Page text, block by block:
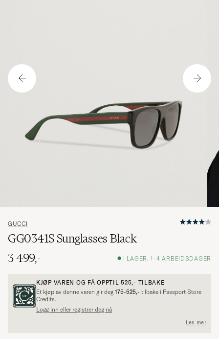
GUCCI
GG0341S Sunglasses Black
3 499,-
I LAGER, 1-4 ARBEIDSDAGER
KJØP VAREN OG FÅ OPPTIL525,- TILBAKE
Et kjøp av denne varen gir deg 175-525,- tilbake i Passport Store
Credits.
Logg inn eller registrer deg nå
Les mer